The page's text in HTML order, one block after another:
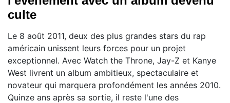
culte
Le 8 août 2011, deux des plus grandes stars du rap
américain unissent leurs forces pour un projet
exceptionnel. Avec Watch the Throne, Jay-Z et Kanye
West livrent un album ambitieux, spectaculaire et
novateur qui marquera profondément les années 2010.
Quinze ans après sa sortie, il reste l'une des